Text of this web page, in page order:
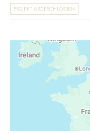
PROJEKT ABGESCHLOSSEN